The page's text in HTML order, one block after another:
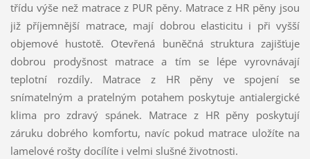
třídu výše než matrace z PUR pěny. Matrace z HR pěny jsou
již příjemnější matrace, mají dobrou elasticitu i při vyšší
objemové hustotě. Otevřená buněčná struktura zajišťuje
dobrou prodyšnost matrace a tím se lépe vyrovnávají
teplotní rozdíly. Matrace z HR pěny ve spojení se
snímatelným a pratelným potahem poskytuje antialergické
klima pro zdravý spánek. Matrace z HR pěny poskytují
záruku dobrého komfortu, navíc pokud matrace uložíte na
lamelové rošty docílíte i velmi slušné životnosti.